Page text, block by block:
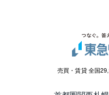
売買・賃貸 全国